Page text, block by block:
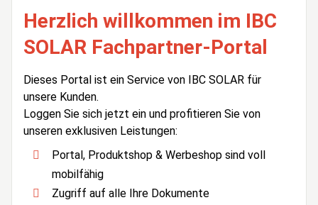
Herzlich willkommen im IBC
SOLAR Fachpartner-Portal
Dieses Portal ist ein Service von IBC SOLAR für
unsere Kunden.
Loggen Sie sich jetzt ein und profitieren Sie von
unseren exklusiven Leistungen:
Portal, Produktshop & Werbeshop sind voll
mobilfähig
Zugriff auf alle Ihre Dokumente